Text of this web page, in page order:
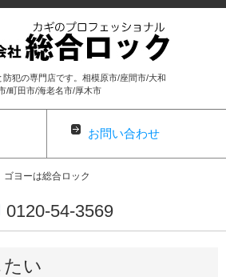
防犯の専門店です。相模原市/座間市/大和
/町田市/海老名市/厚木市
お問い合わせ
ゴヨーは総合ロック
0120-54-3569
い